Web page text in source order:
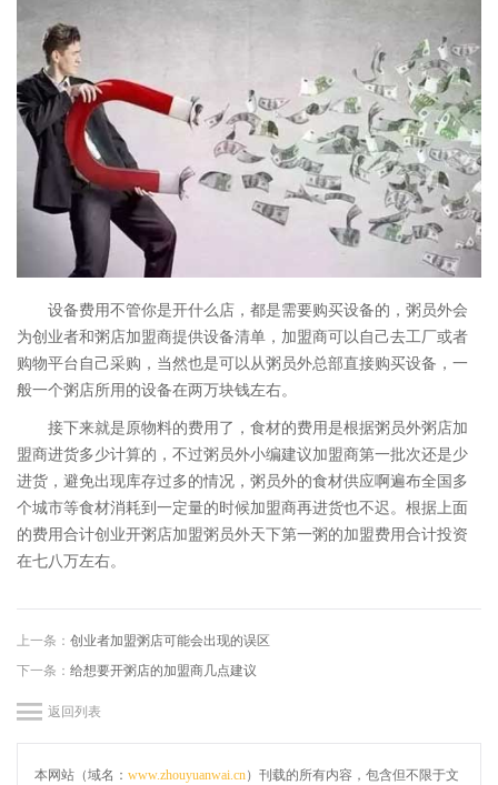
设备费用不管你是开什么店，都是需要购买设备的，粥员外会
为创业者和粥店加盟商提供设备清单，加盟商可以自己去工厂或者
购物平台自己采购，当然也是可以从粥员外总部直接购买设备，一
般一个粥店所用的设备在两万块钱左右。
接下来就是原物料的费用了，食材的费用是根据粥员外粥店加
盟商进货多少计算的，不过粥员外小编建议加盟商第一批次还是少
进货，避免出现库存过多的情况，粥员外的食材供应啊遍布全国多
个城市等食材消耗到一定量的时候加盟商再进货也不迟。根据上面
的费用合计创业开粥店加盟粥员外天下第一粥的加盟费用合计投资
在七八万左右。
上一条： 创业者加盟粥店可能会出现的误区
下一条： 给想要开粥店的加盟商几点建议
返回列表
本网站（域名： www.zhouyuanwai.cn）刊载的所有内容，包含但不限于文